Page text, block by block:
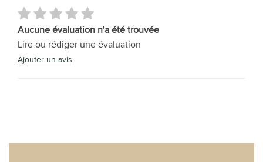
Aucune évaluation n'a été trouvée
Lire ou rédiger une évaluation
Ajouter un avis